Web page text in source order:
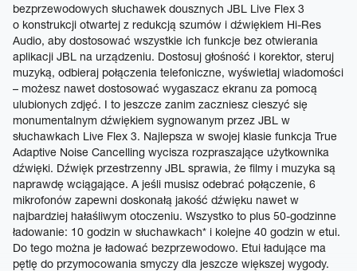
bezprzewodowych słuchawek dousznych JBL Live Flex 3
o konstrukcji otwartej z redukcją szumów i dźwiękiem Hi-Res
Audio, aby dostosować wszystkie ich funkcje bez otwierania
aplikacji JBL na urządzeniu. Dostosuj głośność i korektor, steruj
muzyką, odbieraj połączenia telefoniczne, wyświetlaj wiadomości
– możesz nawet dostosować wygaszacz ekranu za pomocą
ulubionych zdjęć. I to jeszcze zanim zaczniesz cieszyć się
monumentalnym dźwiękiem sygnowanym przez JBL w
słuchawkach Live Flex 3. Najlepsza w swojej klasie funkcja True
Adaptive Noise Cancelling wycisza rozpraszające użytkownika
dźwięki. Dźwięk przestrzenny JBL sprawia, że filmy i muzyka są
naprawdę wciągające. A jeśli musisz odebrać połączenie, 6
mikrofonów zapewni doskonałą jakość dźwięku nawet w
najbardziej hałaśliwym otoczeniu. Wszystko to plus 50-godzinne
ładowanie: 10 godzin w słuchawkach* i kolejne 40 godzin w etui.
Do tego można je ładować bezprzewodowo. Etui ładujące ma
pętlę do przymocowania smyczy dla jeszcze większej wygody.